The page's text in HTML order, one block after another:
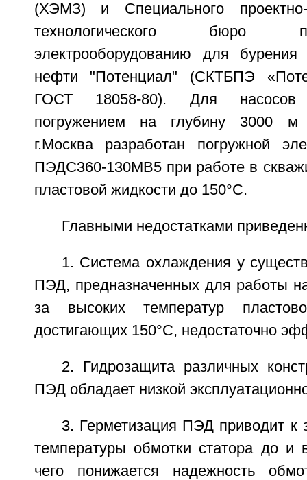
(ХЭМЗ) и Специального проектно-
технологического бюро
электрооборудованию для
нефти "Потенциал" (СКТБПЭ
ГОСТ 18058-80). Для насосов
погружением на глубину 3000
г.Москва разработан погружной
ПЭДС360-130МВ5 при работе в
пластовой жидкости до 150°C.
Главными недостатками
1. Система охлаждения у
ПЭД, предназначенных для работы
за высоких температур
достигающих 150°C, недостаточно
2. Гидрозащита различных
ПЭД обладает низкой
3. Герметизация ПЭД приводит к
температуры обмотки статора до
чего понижается надежность